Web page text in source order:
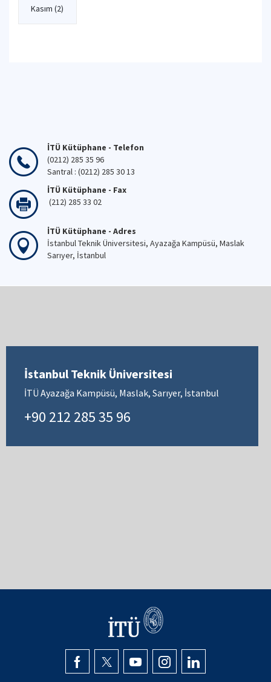
Kasım (2)
İTÜ Kütüphane - Telefon
(0212) 285 35 96
Santral : (0212) 285 30 13
İTÜ Kütüphane - Fax
(212) 285 33 02
İTÜ Kütüphane - Adres
İstanbul Teknik Üniversitesi, Ayazağa Kampüsü, Maslak
Sarıyer, İstanbul
İstanbul Teknik Üniversitesi
İTÜ Ayazağa Kampüsü, Maslak, Sarıyer, İstanbul
+90 212 285 35 96